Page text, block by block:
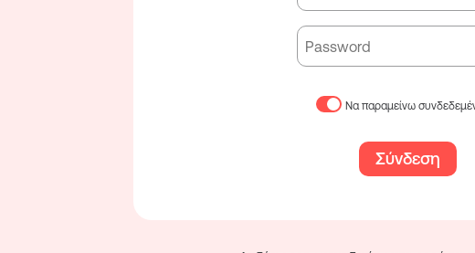
Να παραμείνω
Σύνδεση